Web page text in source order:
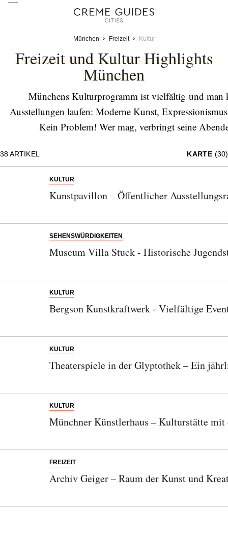
München Freizeit Kultur
Freizeit und Kultur Highlights
München
Münchens Kulturprogramm ist vielfältig und man
Ausstellungen laufen: Moderne Kunst,
Kein Problem! Wer mag, verbringt seine
38ARTIKEL KARTE (30)
KULTUR
Kunstpavillon – Öffentlicher
SEHENSWÜRDIGKEITEN
Museum Villa Stuck - Historische
KULTUR
Bergson Kunstkraftwerk - Vielfältige
KULTUR
Theaterspiele in der Glyptothek – Ein
KULTUR
Münchner Künstlerhaus – Kulturstätte
FREIZEIT
Archiv Geiger – Raum der Kunst und